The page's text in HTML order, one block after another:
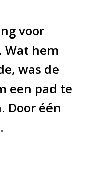
voor
Wat hem
was de
een pad te
Door één